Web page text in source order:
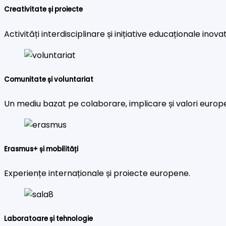
Creativitate și proiecte
Activități interdisciplinare și inițiative educaționale
Comunitate și voluntariat
Un mediu bazat pe colaborare, implicare și valori
Erasmus+ și mobilități
Experiențe internaționale și proiecte europene.
Laboratoare și tehnologie